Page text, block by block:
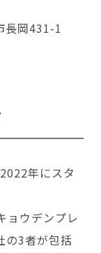
長岡431-1
年にスタ
ョウデンプレ
の3者が包括